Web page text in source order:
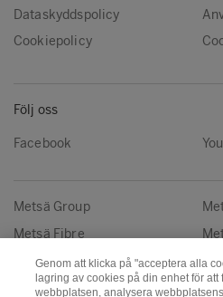
Dataskyddspolicy
Cookiepolicy
Följ oss
Facebook
Metsä Group
Metsä Fibre
Metsä Tissue
Genom att klicka på "acceptera alla
lagring av cookies på din enhet för
webbplatsen, analysera